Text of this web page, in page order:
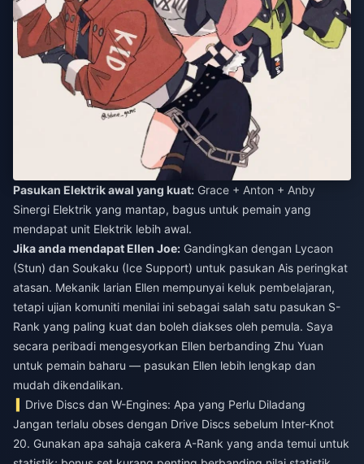
Pasukan Elektrik awal yang kuat: Grace + Anton + Anby
Sinergi Elektrik yang mantap, bagus untuk pemain yang
mendapat unit Elektrik lebih awal.
Jika anda mendapat Ellen Joe: Gandingkan dengan Lycaon
(Stun) dan Soukaku (Ice Support) untuk pasukan Ais peringkat
atasan. Mekanik larian Ellen mempunyai keluk pembelajaran,
tetapi ujian komuniti menilai ini sebagai salah satu pasukan S-
Rank yang paling kuat dan boleh diakses oleh pemula. Saya
secara peribadi mengesyorkan Ellen berbanding Zhu Yuan
untuk pemain baharu — pasukan Ellen lebih lengkap dan
mudah dikendalikan.
Drive Discs dan W-Engines: Apa yang Perlu Diladang
Jangan terlalu obses dengan Drive Discs sebelum Inter-Knot
20. Gunakan apa sahaja cakera A-Rank yang anda temui untuk